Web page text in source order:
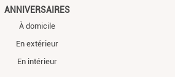
ANNIVERSAIRES
À domicile
En extérieur
En intérieur